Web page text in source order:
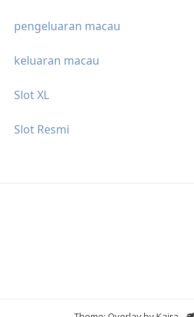
pengeluaran macau
keluaran macau
Slot XL
Slot Resmi